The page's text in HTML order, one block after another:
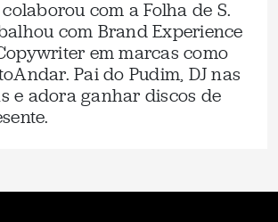
com a Folha de S.
com Brand Experience
em marcas como
Pai do Pudim, DJ nas
e adora ganhar discos de